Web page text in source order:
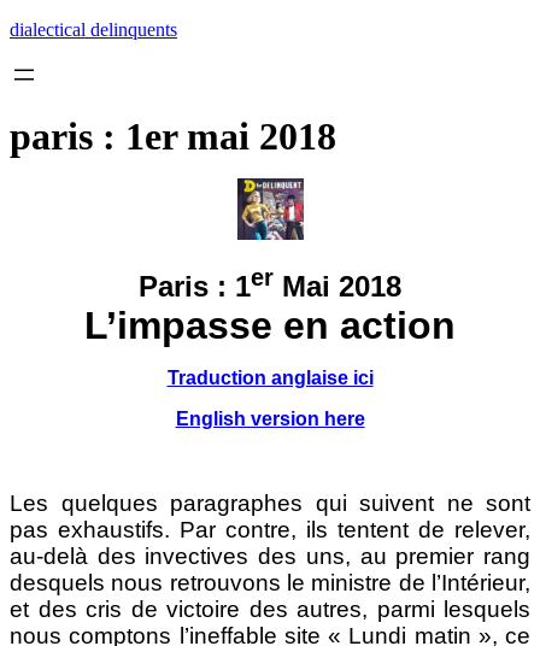
Skip
content
dialectical delinquents
paris : 1er mai 2018
Paris : 1er Mai 2018
L’impasse en action
Traduction anglaise ici
English version here
Les quelques paragraphes qui suivent ne sont
pas exhaustifs. Par contre, ils tentent de relever,
au-delà des invectives des uns, au premier rang
desquels nous retrouvons le ministre de l’Intérieur,
et des cris de victoire des autres, parmi lesquels
nous comptons l’ineffable site « Lundi matin », ce